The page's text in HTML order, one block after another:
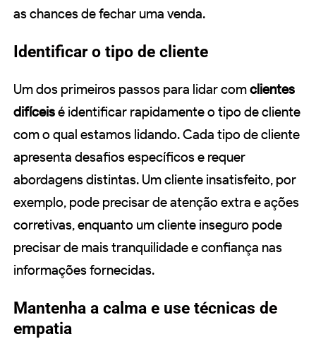
as chances de fechar uma venda.
Identificar o tipo de cliente
Um dos primeiros passos para lidar comclientes
difíceisé identificar rapidamente o tipo de cliente
com o qual estamos lidando. Cada tipo de cliente
apresenta desafios específicos e requer
abordagens distintas. Um cliente insatisfeito, por
exemplo, pode precisar de atenção extra e ações
corretivas, enquanto um cliente inseguro pode
precisar de mais tranquilidade e confiança nas
informações fornecidas.
Mantenha a calma e use técnicas de
empatia